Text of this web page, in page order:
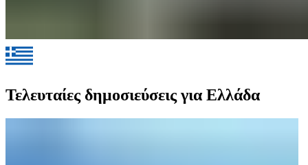
Τελευταίες δημοσιεύσεις για Ελλάδα